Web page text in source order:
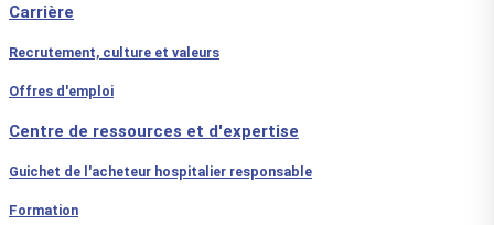
Carrière
Recrutement, culture et valeurs
Offres d'emploi
Centre de ressources et d'expertise
Guichet de l'acheteur hospitalier responsable
Formation